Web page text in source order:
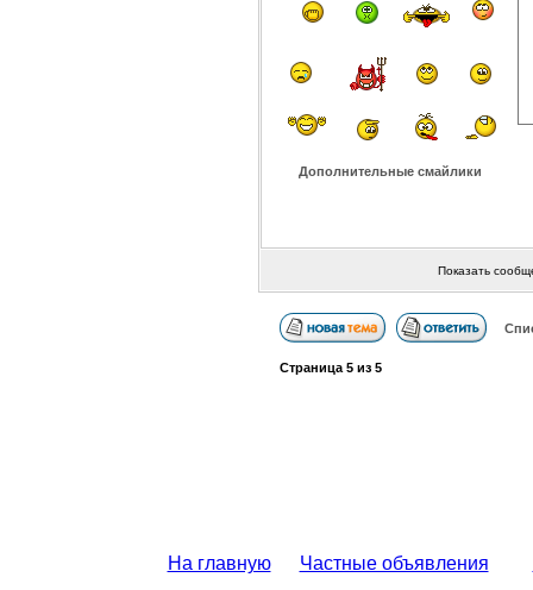
Дополнительные смайлики
Показать
Страница 5из 5
На главную Частные объявления